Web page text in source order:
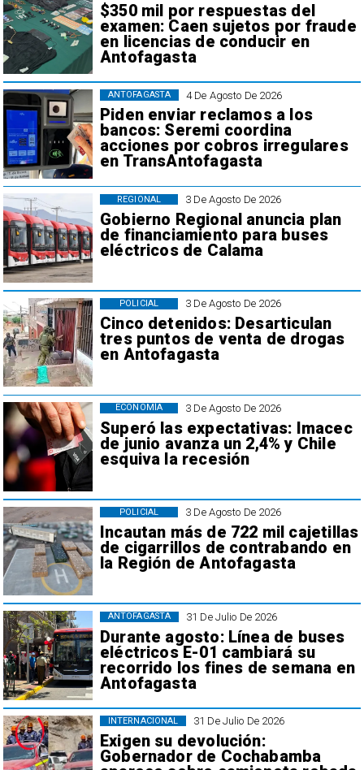
$350 mil por respuestas del
examen: Caen sujetos por fraude
en licencias de conducir en
Antofagasta
4 De Agosto De 2026
Piden enviar reclamos a los
bancos: Seremi coordina
acciones por cobros irregulares
en TransAntofagasta
ANTOFAGASTA
3 De Agosto De 2026
Gobierno Regional anuncia plan
de financiamiento para buses
eléctricos de Calama
REGIONAL
3 De Agosto De 2026
Cinco detenidos: Desarticulan
tres puntos de venta de drogas
en Antofagasta
POLICIAL
3 De Agosto De 2026
Superó las expectativas: Imacec
de junio avanza un 2,4% y Chile
esquiva la recesión
ECONOMÍA
3 De Agosto De 2026
Incautan más de 722 mil cajetillas
de cigarrillos de contrabando en
la Región de Antofagasta
POLICIAL
31 De Julio De 2026
Durante agosto: Línea de buses
eléctricos E-01 cambiará su
recorrido los fines de semana en
Antofagasta
ANTOFAGASTA
31 De Julio De 2026
Exigen su devolución:
Gobernador de Cochabamba
INTERNACIONAL